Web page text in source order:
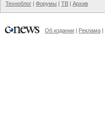
Техноблог | Форумы | ТВ | Архив
Об издании | Реклама |